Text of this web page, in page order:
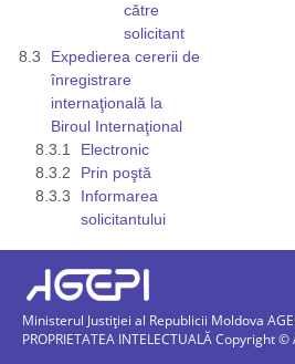
către
solicitant
Expedierea cererii de
înregistrare
internaţională la
Biroul Internaţional
Electronic
Prin poştă
Informarea
solicitantului
Ministerul Justiției al Republicii Moldova
PROPRIETATEA INTELECTUALĂ Copyright